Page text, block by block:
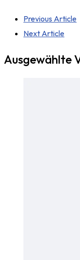
Previous Article
Next Article
Ausgewählte